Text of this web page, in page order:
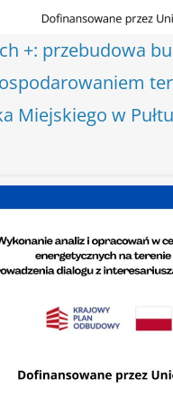
+: przebudowa
Miejskiego w